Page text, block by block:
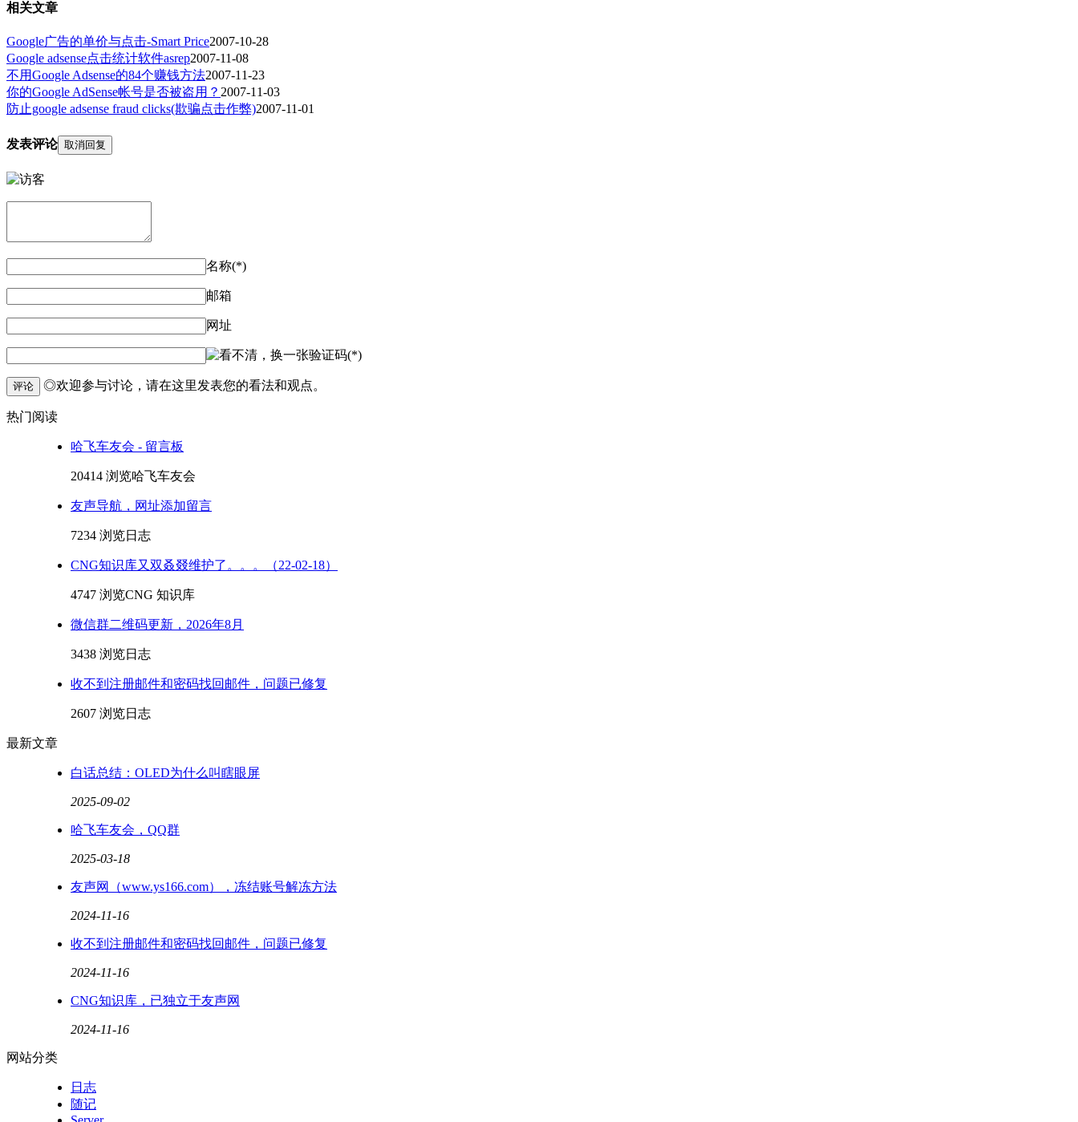
相关文章
Google广告的单价与点击-Smart Price2007-10-28
Google adsense点击统计软件asrep2007-11-08
不用Google Adsense的84个赚钱方法2007-11-23
你的Google AdSense帐号是否被盗用？ 2007-11-03
防止google adsense fraud clicks(欺骗点击作弊)2007-11-01
发表评论 取消回复
名称(*)
邮箱
网址
验证码(*)
评论 ◎欢迎参与讨论，请在这里发表您的看法和观点。
热门阅读
哈飞车友会 - 留言板
20414 浏览哈飞车友会
友声导航，网址添加留言
7234 浏览日志
CNG知识库又双叒叕维护了。。。（22-02-18）
4747 浏览CNG 知识库
微信群二维码更新，2026年8月
3438 浏览日志
收不到注册邮件和密码找回邮件，问题已修复
2607 浏览日志
最新文章
白话总结：OLED为什么叫瞎眼屏
2025-09-02
哈飞车友会，QQ群
2025-03-18
友声网（www.ys166.com），冻结账号解冻方法
2024-11-16
收不到注册邮件和密码找回邮件，问题已修复
2024-11-16
CNG知识库，已独立于友声网
2024-11-16
网站分类
日志
随记